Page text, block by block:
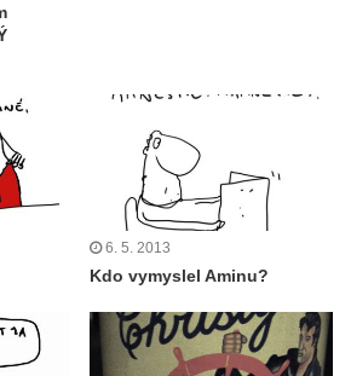
6. 5. 2013
Kdo vymyslel Aminu?